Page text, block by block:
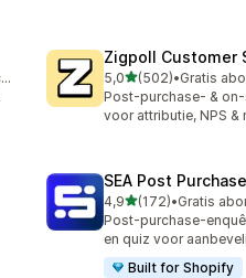
Gratis abonnement beschikbaar
Zigpoll Customer
5,0van 5 sterren
(502)
502 recensies in
•
Post-purchase- &
voor attributie, NPS &
SEA Post
4,9van 5 sterren
(172)
172 recensies in totaal
•
Post-purchase-
en quiz voor
Built for Shopify